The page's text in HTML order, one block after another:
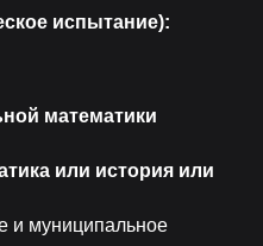
испытание):
математики
или история или
и муниципальное